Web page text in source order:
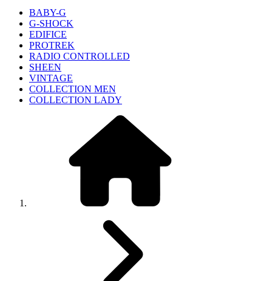
BABY-G
G-SHOCK
EDIFICE
PROTREK
RADIO CONTROLLED
SHEEN
VINTAGE
COLLECTION MEN
COLLECTION LADY